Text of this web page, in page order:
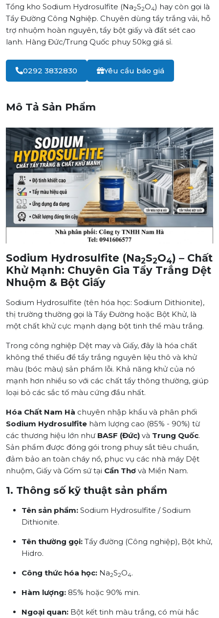
Tổng kho Sodium Hydrosulfite (Na2S2O4) hay còn gọi là
Tẩy Đường Công Nghiệp. Chuyên dùng tẩy trắng vải, hỗ
trợ nhuộm hoàn nguyên, tẩy bột giấy và đất sét cao
lanh. Hàng Đức/Trung Quốc phuy 50kg giá sỉ.
0292 3832830 Yêu cầu báo giá
Mô Tả Sản Phẩm
Sodium Hydrosulfite (Na2S2O4) – Chất
Khử Mạnh: Chuyên Gia Tẩy Trắng Dệt
Nhuộm & Bột Giấy
Sodium Hydrosulfite (tên hóa học: Sodium Dithionite),
thị trường thường gọi là Tẩy Đường hoặc Bột Khử, là
một chất khử cực mạnh dạng bột tinh thể màu trắng.
Trong công nghiệp Dệt may và Giấy, đây là hóa chất
không thể thiếu để tẩy trắng nguyên liệu thô và khử
màu (bóc màu) sản phẩm lỗi. Khả năng khử của nó
mạnh hơn nhiều so với các chất tẩy thông thường, giúp
loại bỏ các sắc tố màu cứng đầu nhất.
Hóa Chất Nam Hà chuyên nhập khẩu và phân phối
Sodium Hydrosulfite hàm lượng cao (85% - 90%) từ
các thương hiệu lớn như BASF (Đức) và Trung Quốc.
Sản phẩm được đóng gói trong phuy sắt tiêu chuẩn,
đảm bảo an toàn cháy nổ, phục vụ các nhà máy Dệt
nhuộm, Giấy và Gốm sứ tại Cần Thơ và Miền Nam.
1. Thông số kỹ thuật sản phẩm
Tên sản phẩm: Sodium Hydrosulfite / Sodium
Dithionite.
Tên thường gọi: Tẩy đường (Công nghiệp), Bột khử,
Hidro.
Công thức hóa học: Na2S2O4.
Hàm lượng: 85% hoặc 90% min.
Ngoại quan: Bột kết tinh màu trắng, có mùi hắc